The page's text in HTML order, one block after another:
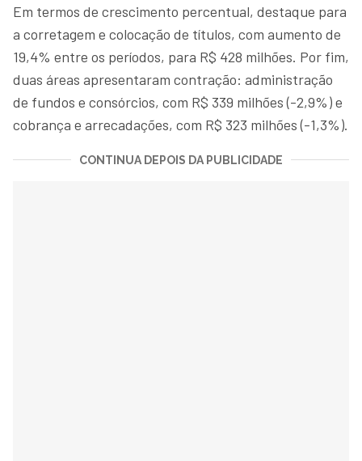
Em termos de crescimento percentual, destaque para
a corretagem e colocação de títulos, com aumento de
19,4% entre os períodos, para R$ 428 milhões. Por fim,
duas áreas apresentaram contração: administração
de fundos e consórcios, com R$ 339 milhões (-2,9%) e
cobrança e arrecadações, com R$ 323 milhões (-1,3%).
CONTINUA DEPOIS DA PUBLICIDADE